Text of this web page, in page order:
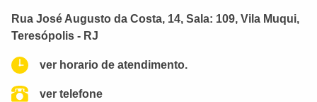
Rua José Augusto da Costa, 14, Sala: 109, Vila Muqui,
Teresópolis - RJ
ver horario de atendimento.
ver telefone